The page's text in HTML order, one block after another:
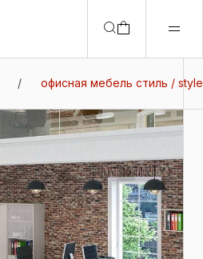
/ офисная мебель стиль / style